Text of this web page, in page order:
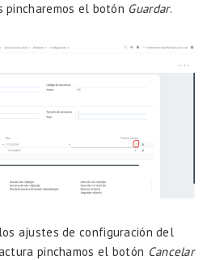
pincharemos el botón Guardar.
ajustes de configuración del
pinchamos el botón Cancelar